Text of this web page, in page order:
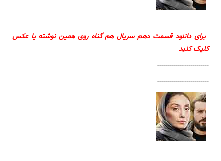
برای دانلود قسمت دهم سریال هم گناه روی همین نوشته یا عکس
کلیک کنید
--------------------------
--------------------------